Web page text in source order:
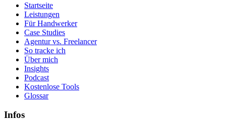
Startseite
Leistungen
Für Handwerker
Case Studies
Agentur vs. Freelancer
So tracke ich
Über mich
Insights
Podcast
Kostenlose Tools
Glossar
Infos